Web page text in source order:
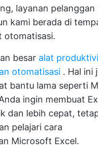
layanan pelanggan
kami berada di
otomatisasi.
besar alat
otomatisasi . Hal ini
bantu lama seperti
ingin membuat
dan lebih cepat,
pelajari cara
Microsoft Excel.